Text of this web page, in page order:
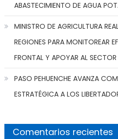
ABASTECIMIENTO DE AGUA
MINISTRO DE AGRICULTURA
REGIONES PARA MONITOREAR
FRONTAL Y APOYAR AL
PASO PEHUENCHE AVANZA
ESTRATÉGICA A LOS
Comentarios recientes